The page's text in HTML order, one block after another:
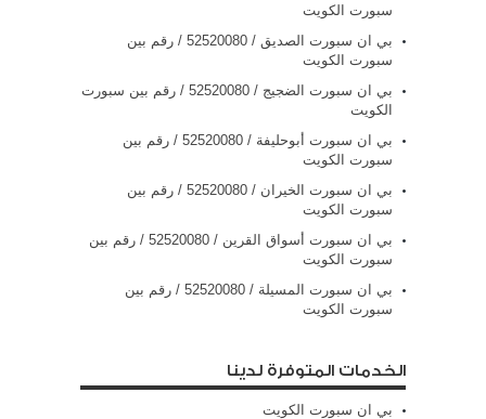
سبورت الكويت
بي ان سبورت الصديق / 52520080 / رقم بين
سبورت الكويت
بي ان سبورت الضجيج / 52520080 / رقم بين سبورت
الكويت
بي ان سبورت أبوحليفة / 52520080 / رقم بين
سبورت الكويت
بي ان سبورت الخيران / 52520080 / رقم بين
سبورت الكويت
بي ان سبورت أسواق القرين / 52520080 / رقم بين
سبورت الكويت
بي ان سبورت المسيلة / 52520080 / رقم بين
سبورت الكويت
الخدمات المتوفرة لدينا
بي ان سبورت الكويت